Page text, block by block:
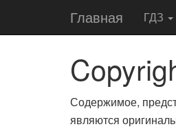
Главная ГДЗ
Содержимое,
являются